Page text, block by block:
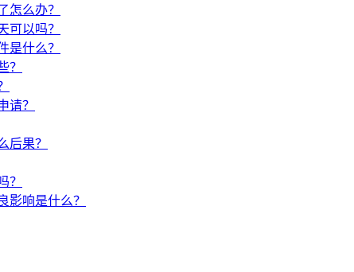
怎么办？
可以吗？
是什么？
？
请？
后果？
？
影响是什么？